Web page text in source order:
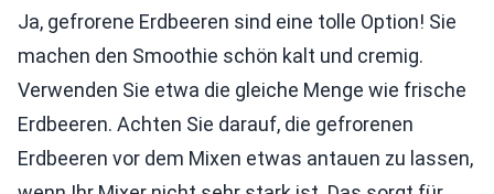
Ja, gefrorene Erdbeeren sind eine tolle Option! Sie
machen den Smoothie schön kalt und cremig.
Verwenden Sie etwa die gleiche Menge wie frische
Erdbeeren. Achten Sie darauf, die gefrorenen
Erdbeeren vor dem Mixen etwas antauen zu lassen,